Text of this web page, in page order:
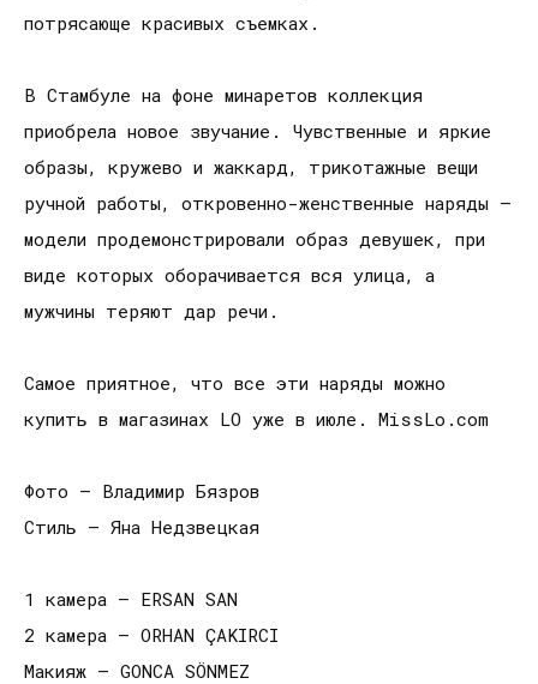
потрясающе красивых съемках.
В Стамбуле на фоне минаретов коллекция
приобрела новое звучание. Чувственные и яркие
образы, кружево и жаккард, трикотажные вещи
ручной работы, откровенно-женственные наряды —
модели продемонстрировали образ девушек, при
виде которых оборачивается вся улица, а
мужчины теряют дар речи.
Самое приятное, что все эти наряды можно
купить в магазинах LO уже в июле. MissLo.com
Фото – Владимир Бязров
Стиль — Яна Недзвецкая
1 камера – ERSAN SAN
2 камера – ORHAN ÇAKIRCI
Макияж – GONCA SÖNMEZ